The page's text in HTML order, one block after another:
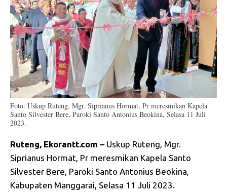
Foto: Uskup Ruteng, Mgr. Siprianus Hormat, Pr meresmikan Kapela
Santo Silvester Bere, Paroki Santo Antonius Beokina, Selasa 11 Juli
2023.
Ruteng, Ekorantt.com – Uskup Ruteng, Mgr.
Siprianus Hormat, Pr meresmikan Kapela Santo
Silvester Bere, Paroki Santo Antonius Beokina,
Kabupaten Manggarai, Selasa 11 Juli 2023.